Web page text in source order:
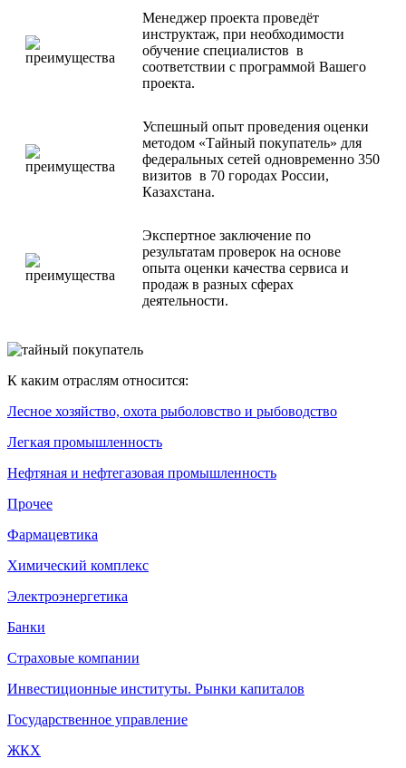
Менеджер проекта проведёт
инструктаж, при необходимости
обучение специалистов в
соответствии с программой Вашего
проекта.
Успешный опыт проведения оценки
методом «Тайный покупатель» для
федеральных сетей одновременно 350
визитов в 70 городах России,
Казахстана.
Экспертное заключение по
результатам проверок на основе
опыта оценки качества сервиса и
продаж в разных сферах
деятельности.
К каким отраслям относится:
Лесное хозяйство, охота рыболовство и рыбоводство
Легкая промышленность
Нефтяная и нефтегазовая промышленность
Прочее
Фармацевтика
Химический комплекс
Электроэнергетика
Банки
Страховые компании
Инвестиционные институты. Рынки капиталов
Государственное управление
ЖКХ